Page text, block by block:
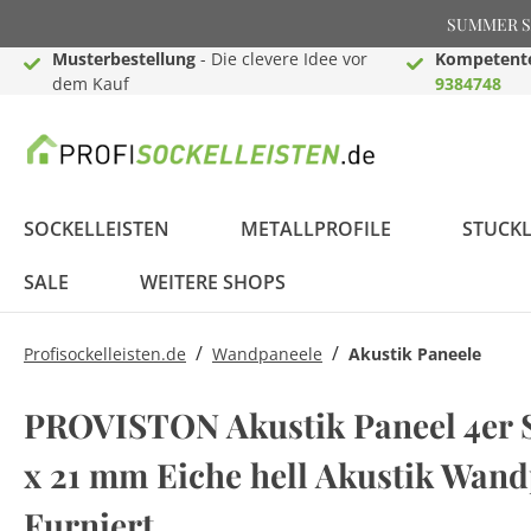
SUMMER
Musterbestellung - Die clevere Idee vor
dem Kauf
9384748
SOCKELLEISTEN METALLPROFILE
SALE WEITERE SHOPS
Profil
Abschlussprofile
& Fliesenprofile
Lichtleisten für Wand
& Decke
Videokanal
FAQ - Häufig gestellte
für Innen & Außen
Tapeten &
Wandfarben
Profisockelleisten.de / Wandpaneele / Akustik Paneele
PROVISTON Akustik Paneel 4er
x 21 mm Eiche hell Akustik